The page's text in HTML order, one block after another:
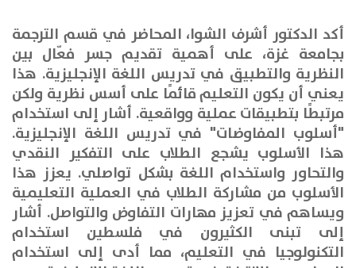
أكد الدكتور أشرف الشوا، المحاضر في قسم الترجمة
بجامعة غزة، على أهمية تقديم جسر فعّال بين
النظرية والتطبيق في تدريس اللغة الإنجليزية. هذا
يعني أن يكون التعليم قائمًا على أسس نظرية ولكن
مرتبطًا بتطبيقات عملية وواقعية. أشار إلى استخدام
"أسلوب المفاوضات" في تدريس اللغة الإنجليزية.
هذا الأسلوب يشجع الطلاب على التفكير النقدي
والتحاور واستخدام اللغة بشكل تواصلي. يعزز هذا
الأسلوب من مشاركة الطلاب في العملية التعليمية
ويساهم في تعزيز مهارات التفاوض والتواصل. أشار
إلى تبنى الكثيرون في فلسطين استخدام
التكنولوجيا في التعليم، مما أدى إلى استخدام